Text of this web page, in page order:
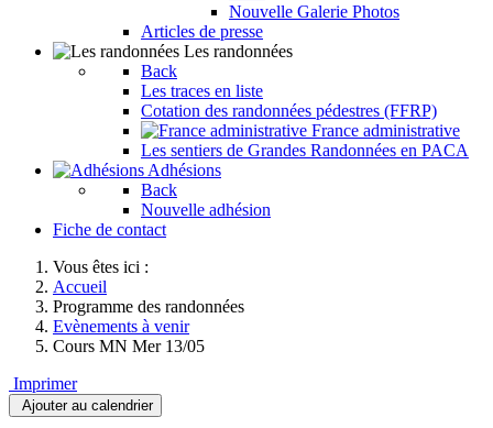
Nouvelle Galerie Photos
Articles de presse
Les randonnées
Back
Les traces en liste
Cotation des randonnées pédestres (FFRP)
France administrative
Les sentiers de Grandes Randonnées en PACA
Adhésions
Back
Nouvelle adhésion
Fiche de contact
Vous êtes ici :
Accueil
Programme des randonnées
Evènements à venir
Cours MN Mer 13/05
Imprimer
Ajouter au calendrier